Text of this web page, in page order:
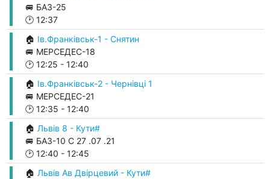
🚐 БАЗ-25
🕑 12:37
🏠 Ів.Франківськ-1 - Снятин
🚐 МЕРСЕДЕС-18
🕑 12:25 - 12:40
🏠 Ів.Франківськ-2 - Чернівці 1
🚐 МЕРСЕДЕС-21
🕑 12:35 - 12:40
🏠 Львів 8 - Кути#
🚐 БАЗ-10 С 27 .07 .21
🕑 12:40 - 12:45
🏠 Львів Ав Двірцевий - Кути#